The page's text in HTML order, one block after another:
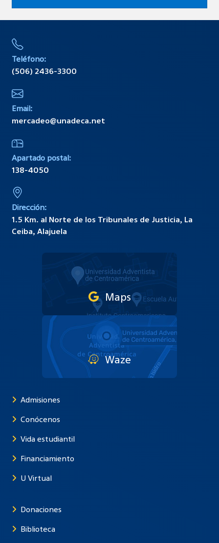
Teléfono:
(506) 2436-3300
Email:
mercadeo@unadeca.net
Apartado postal:
138-4050
Dirección:
1.5 Km. al Norte de los Tribunales de Justicia, La
Ceiba, Alajuela
Maps
Waze
Admisiones
Conócenos
Vida estudiantil
Financiamiento
U Virtual
Donaciones
Biblioteca